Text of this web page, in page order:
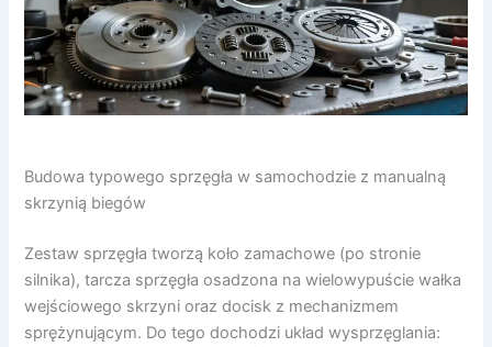
Budowa typowego sprzęgła w samochodzie z manualną
skrzynią biegów
Zestaw sprzęgła tworzą koło zamachowe (po stronie
silnika), tarcza sprzęgła osadzona na wielowypuście wałka
wejściowego skrzyni oraz docisk z mechanizmem
sprężynującym. Do tego dochodzi układ wysprzęglania: